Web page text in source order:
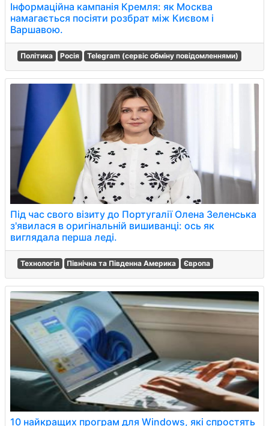
Інформаційна кампанія Кремля: як Москва
намагається посіяти розбрат між Києвом і
Варшавою.
Політика Росія Telegram (сервіс обміну повідомленнями)
Під час свого візиту до Португалії Олена Зеленська
з'явилася в оригінальній вишиванці: ось як
виглядала перша леді.
Технологія Північна та Південна Америка Європа
10 найкращих програм для Windows, які спростять